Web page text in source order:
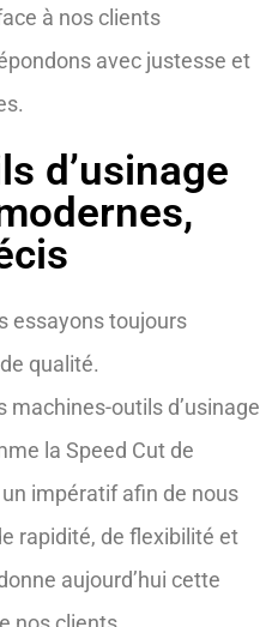
à nos clients
avec justesse et
d’usinage
essayons toujours
qualité.
machines-outils d’usinage
la Speed Cut de
impératif afin de nous
rapidité, de flexibilité et
aujourd’hui cette